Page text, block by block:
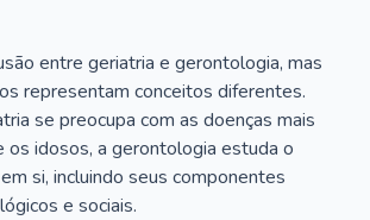
entre geriatria e gerontologia, mas
representam conceitos diferentes.
se preocupa com as doenças mais
idosos, a gerontologia estuda o
si, incluindo seus componentes
e sociais.